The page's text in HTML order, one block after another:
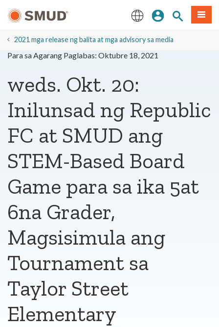
Nilalaman
Mag-sign InMenu
2021 mga release ng balita at mga advisory sa media
Para sa Agarang Paglabas: Oktubre 18, 2021
weds. Okt. 20:
Inilunsad ng Republic
FC at SMUD ang
STEM-Based Board
Game para sa ika 5at
6na Grader,
Magsisimula ang
Tournament sa
Taylor Street
Elementary